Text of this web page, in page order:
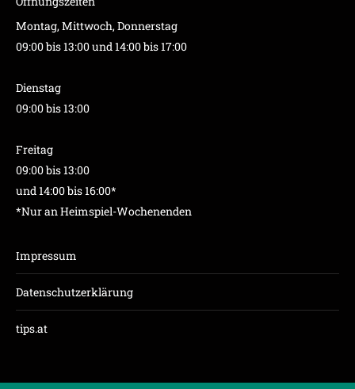
Montag, Mittwoch, Donnerstag
09:00 bis 13:00 und 14:00 bis 17:00
Dienstag
09:00 bis 13:00
Freitag
09:00 bis 13:00
und 14:00 bis 16:00*
*Nur an Heimspiel-Wochenenden
Impressum
Datenschutzerklärung
tips.at